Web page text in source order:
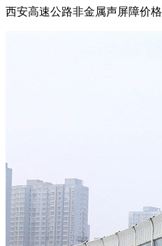
西安高速公路非金属声屏障价格